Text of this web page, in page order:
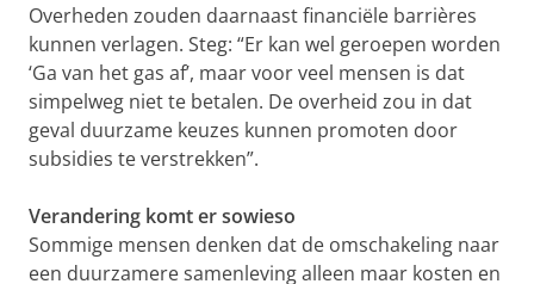
Overheden zouden daarnaast financiële barrières
kunnen verlagen. Steg: “Er kan wel geroepen worden
‘Ga van het gas af’, maar voor veel mensen is dat
simpelweg niet te betalen. De overheid zou in dat
geval duurzame keuzes kunnen promoten door
subsidies te verstrekken”.
Verandering komt er sowieso
Sommige mensen denken dat de omschakeling naar
een duurzamere samenleving alleen maar kosten en